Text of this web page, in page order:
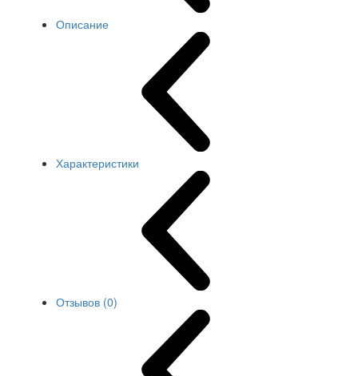
Описание
Характеристики
Отзывов (0)